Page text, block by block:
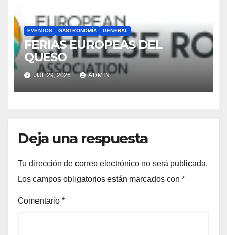
EVENTOS GASTRONOMÍA GENERAL
FERIAS EUROPEAS DEL
QUESO
JUL 29, 2026 ADMIN
Deja una respuesta
Tu dirección de correo electrónico no será publicada.
Los campos obligatorios están marcados con *
Comentario *